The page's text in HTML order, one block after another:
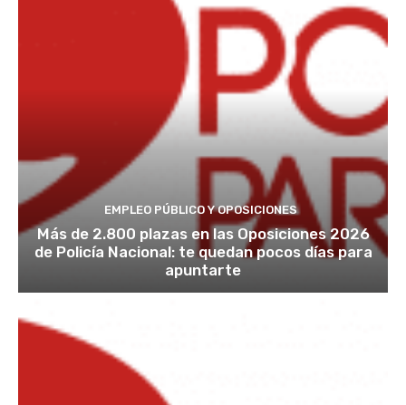
EMPLEO PÚBLICO Y OPOSICIONES
Más de 2.800 plazas en las Oposiciones 2026
de Policía Nacional: te quedan pocos días para
apuntarte